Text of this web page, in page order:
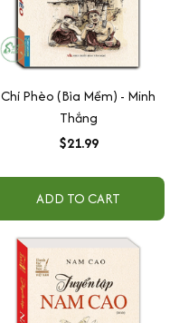
Chí Phèo (Bìa Mềm) - Minh
Thắng
$21.99
ADD TO CART